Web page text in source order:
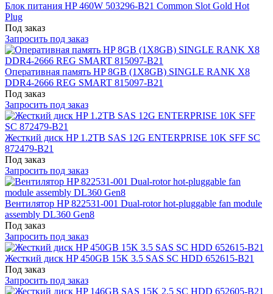
Блок питания HP 460W 503296-B21 Common Slot Gold Hot
Plug
Под заказ
Запросить под заказ
Оперативная память HP 8GB (1X8GB) SINGLE RANK X8
DDR4-2666 REG SMART 815097-B21
Под заказ
Запросить под заказ
Жесткий диск HP 1.2TB SAS 12G ENTERPRISE 10K SFF SC
872479-B21
Под заказ
Запросить под заказ
Вентилятор HP 822531-001 Dual-rotor hot-pluggable fan module
assembly DL360 Gen8
Под заказ
Запросить под заказ
Жесткий диск HP 450GB 15K 3.5 SAS SC HDD 652615-B21
Под заказ
Запросить под заказ